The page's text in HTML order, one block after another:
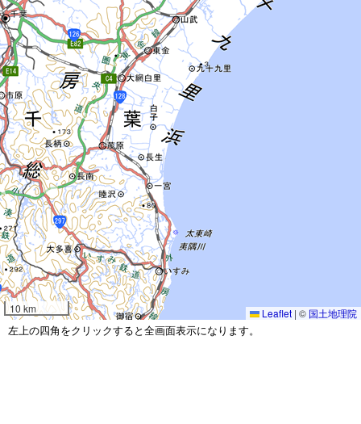
10 km Leaflet | © 国土地理院
左上の四角をクリックすると全画面表示になります。